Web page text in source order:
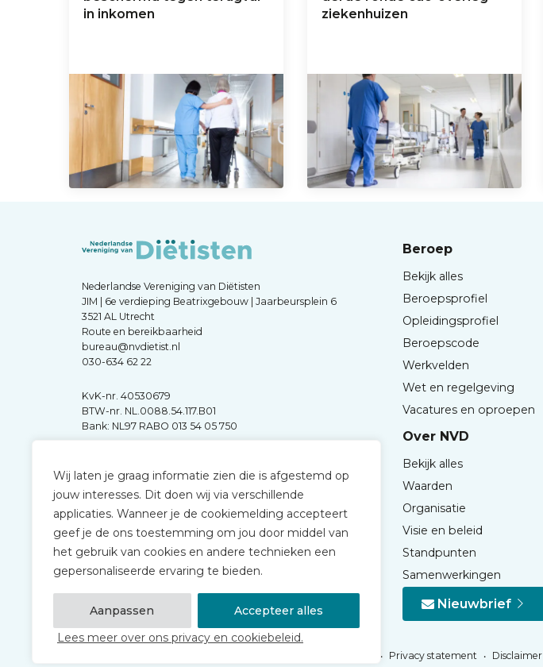
Wij laten je graag informatie zien die is afgestemd op
jouw interesses. Dit doen wij via verschillende
applicaties. Wanneer je de cookiemelding accepteert
geef je de ons toestemming om jou door middel van
het gebruik van cookies en andere technieken een
gepersonaliseerde ervaring te bieden.
Aanpassen
Accepteer alles
Lees meer over ons privacy en cookiebeleid.
in inkomen
ziekenhuizen
Nederlandse Vereniging van Diëtisten
JIM | 6e verdieping Beatrixgebouw | Jaarbeursplein 6
3521 AL Utrecht
Route en bereikbaarheid
bureau@nvdietist.nl
030-634 62 22
KvK-nr. 40530679
BTW-nr. NL.0088.54.117.B01
Bank: NL97 RABO 013 54 05 750
Beroep
Bekijk alles
Beroepsprofiel
Opleidingsprofiel
Beroepscode
Werkvelden
Wet en regelgeving
Vacatures en oproepen
Over NVD
Bekijk alles
Waarden
Organisatie
Visie en beleid
Standpunten
Samenwerkingen
Nieuwbrief
Privacy statement Disclaimer